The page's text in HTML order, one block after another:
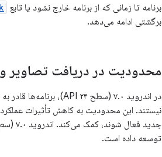
برنامه تا زمانی که از برنامه خارج نشود یا تابع
برگشتی ادامه می‌دهد.
محدودیت در دریافت تصاویر
در اندروید ۷.۰ (سطح API ۲۴)، برنامه‌ها قادر به ارسال یا دریافت پخش‌های
نیستند. این محدودیت به کاهش تأثیرات
جدید فعال شوند، کمک می‌کند. اندروید ۷.۰ (سطح API ۲۴) توابع
توسعه داده است.